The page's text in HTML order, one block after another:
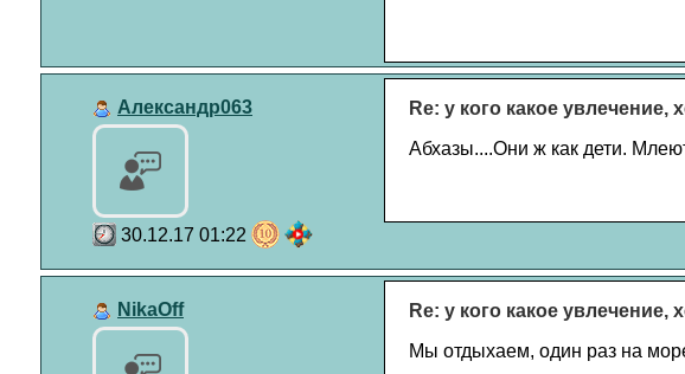
Александр063
30.12.17 01:22
Re: у кого какое увлечение,
Абхазы....Они ж как дети.
NikaOff
Re: у кого какое увлечение,
Мы отдыхаем, один раз на